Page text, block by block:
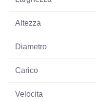
Altezza
Diametro
Carico
Velocita